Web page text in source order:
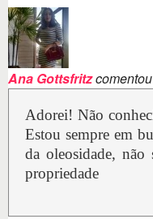
Ana Gottsfritz
Adorei! Não
Estou sempre em
da oleosidade, não
propriedade